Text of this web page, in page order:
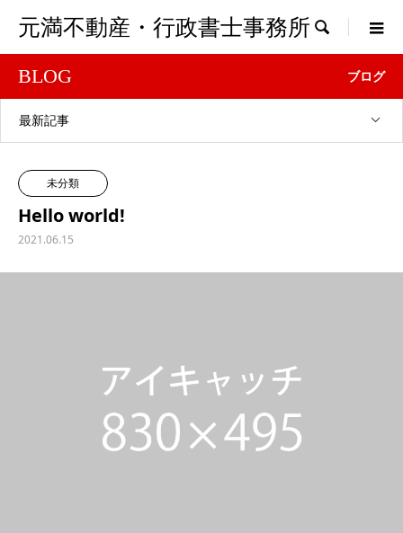
元満不動産・行政書士事務所 
BLOG ブログ
最新記事
未分類
Hello world!
2021.06.15